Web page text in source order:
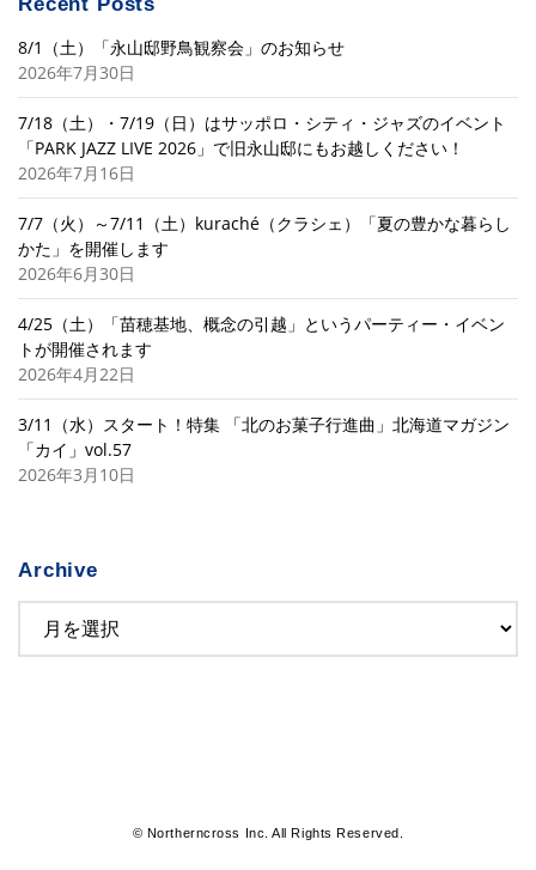
8/1（土）「永山邸野鳥観察会」のお知らせ
2026年7月30日
7/18（土）・7/19（日）はサッポロ・シティ・ジャズのイベント
「PARK JAZZ LIVE 2026」で旧永山邸にもお越しください！
2026年7月16日
7/7（火）～7/11（土）kuraché（クラシェ）「夏の豊かな暮らし
かた」を開催します
2026年6月30日
4/25（土）「苗穂基地、概念の引越」というパーティー・イベン
トが開催されます
2026年4月22日
3/11（水）スタート！特集 「北のお菓子行進曲」北海道マガジン
「カイ」vol.57
2026年3月10日
Archive
© Northerncross Inc. All Rights Reserved.